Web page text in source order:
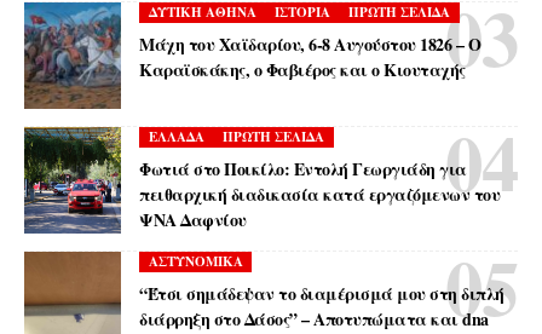
ΔΥΤΙΚΗ ΑΘΗΝΑ ΙΣΤΟΡΙΑ ΠΡΩΤΗ ΣΕΛΙΔΑ
Μάχη του Χαϊδαρίου, 6-8 Αυγούστου 1826 – Ο
Καραϊσκάκης, ο Φαβιέρος και ο Κιουταχής
ΕΛΛΑΔΑ ΠΡΩΤΗ ΣΕΛΙΔΑ
Φωτιά στο Ποικίλο: Εντολή Γεωργιάδη για
πειθαρχική διαδικασία κατά εργαζόμενων του
ΨΝΑ Δαφνίου
ΑΣΤΥΝΟΜΙΚΑ
“Έτσι σημάδεψαν το διαμέρισμά μου στη διπλή
διάρρηξη στο Δάσος” – Αποτυπώματα και dna